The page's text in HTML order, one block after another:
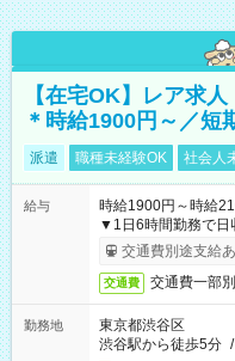
【在宅OK】レア求
＊時給1900円～／短
派遣 職種未経験OK 社会人
給与
時給1900円～時給
▼1日6時間勤務で日
交通費別途支給
交通費 交通費一部
勤務地
東京都渋谷区
渋谷駅から徒歩5分 /